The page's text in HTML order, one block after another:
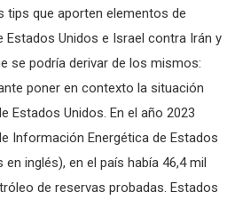
tips que aporten elementos de
Estados Unidos e Israel contra Irán y
se podría derivar de los mismos:
poner en contexto la situación
Estados Unidos. En el año 2023
Información Energética de Estados
inglés), en el país había 46,4 mil
de reservas probadas. Estados